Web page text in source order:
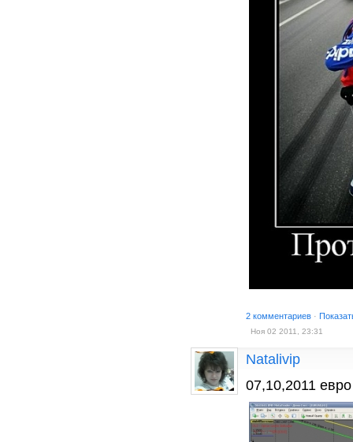
2 комментариев ·
Ноя 02 2011, 23:31
Natalivip
07,10,2011 евро